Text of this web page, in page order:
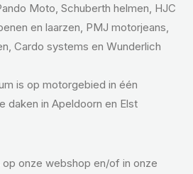
Moto, Schuberth helmen, HJC
en laarzen, PMJ motorjeans,
Cardo systems en Wunderlich
is op motorgebied in één
daken in Apeldoorn en Elst
onze webshop en/of in onze